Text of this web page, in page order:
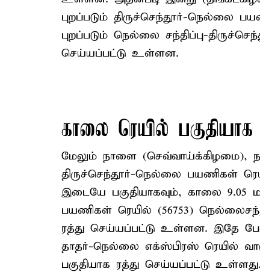
புறப்படும் திருச்செந்தூர்-நெல்லை
புறப்படும் நெல்லை சந்திப்பு-
செய்யப்பட்டு உள்ளன.
காலை ரெயில் பகுதியாக
மேலும் நாளை (செவ்வாய்க்கிழமை),
திருச்செந்தூர்-நெல்லை பயணிகள்
இடையே பகுதியாகவும், காலை 9.05
பயணிகள் ரெயில் (56753)
ரத்து செய்யப்பட்டு உள்ளன. இதே
தாதர்-நெல்லை எக்ஸ்பிரஸ் ரெயில்
பகுதியாக ரத்து செய்யப்பட்டு உள்ளது.